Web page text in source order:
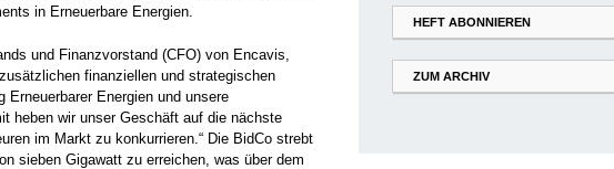
in Erneuerbare Energien.
und Finanzvorstand (CFO) von Encavis,
finanziellen und strategischen
Erneuerbarer Energien und unsere
heben wir unser Geschäft auf die nächste
im Markt zu konkurrieren.“ Die BidCo strebt
sieben Gigawatt zu erreichen, was über dem
HEFT ABONNIEREN
ZUM ARCHIV